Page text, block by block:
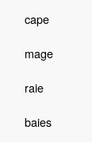
cape
mage
raie
baies